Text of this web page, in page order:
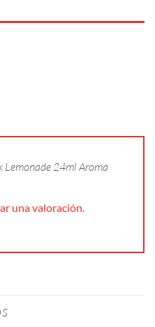
Lemonade 24ml Aroma
una valoración.